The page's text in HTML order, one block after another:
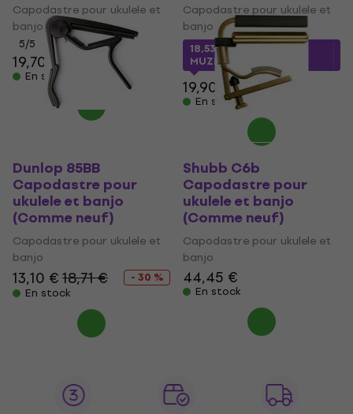
Capodastre pour ukulele et
banjo
5/5
19,70 €
En stock
Capodastre pour ukulele et
banjo
18,53 €avec le code
MUZMUZ-5
19,90 €
En stock
Dunlop 85BB
Capodastre pour
ukulele et banjo
(Comme neuf)
Capodastre pour ukulele et
banjo
13,10 €18,71 €
- 30 %
En stock
Shubb C6b
Capodastre pour
ukulele et banjo
(Comme neuf)
Capodastre pour ukulele et
banjo
44,45 €
En stock